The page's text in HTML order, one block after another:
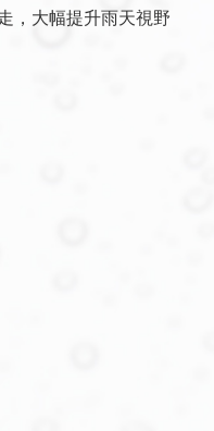
，大幅提升雨天視野